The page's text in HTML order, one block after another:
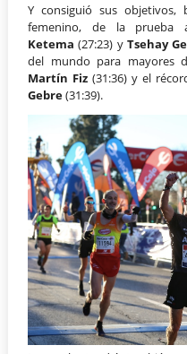
Y consiguió sus
femenino, de la
Ketema (27:23) y Tsehay
del mundo para mayores
Martín Fiz (31:36) y el
Gebre(31:39).